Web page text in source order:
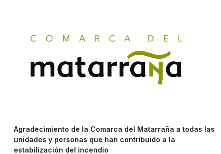
Agradecimiento de la Comarca del Matarraña a todas las
unidades y personas que han contribuido a la
estabilización del incendio